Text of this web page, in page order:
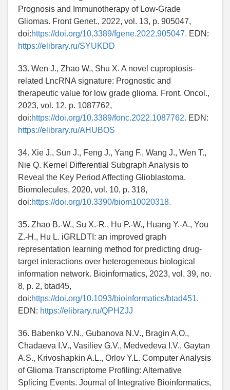
Prognosis and Immunotherapy of Low-Grade
Gliomas. Front Genet., 2022, vol. 13, p. 905047,
doi:https://doi.org/10.3389/fgene.2022.905047. EDN:
https://elibrary.ru/SYUKDD
33. Wen J., Zhao W., Shu X. A novel cuproptosis-
related LncRNA signature: Prognostic and
therapeutic value for low grade glioma. Front. Oncol.,
2023, vol. 12, p. 1087762,
doi:https://doi.org/10.3389/fonc.2022.1087762. EDN:
https://elibrary.ru/AHUBOS
34. Xie J., Sun J., Feng J., Yang F., Wang J., Wen T.,
Nie Q. Kernel Differential Subgraph Analysis to
Reveal the Key Period Affecting Glioblastoma.
Biomolecules, 2020, vol. 10, p. 318,
doi:https://doi.org/10.3390/biom10020318.
35. Zhao B.-W., Su X.-R., Hu P.-W., Huang Y.-A., You
Z.-H., Hu L. iGRLDTI: an improved graph
representation learning method for predicting drug-
target interactions over heterogeneous biological
information network. Bioinformatics, 2023, vol. 39, no.
8, p. 2, btad45,
doi:https://doi.org/10.1093/bioinformatics/btad451.
EDN: https://elibrary.ru/QPHZJJ
36. Babenko V.N., Gubanova N.V., Bragin A.O.,
Chadaeva I.V., Vasiliev G.V., Medvedeva I.V., Gaytan
A.S., Krivoshapkin A.L., Orlov Y.L. Computer Analysis
of Glioma Transcriptome Profiling: Alternative
Splicing Events. Journal of Integrative Bioinformatics,